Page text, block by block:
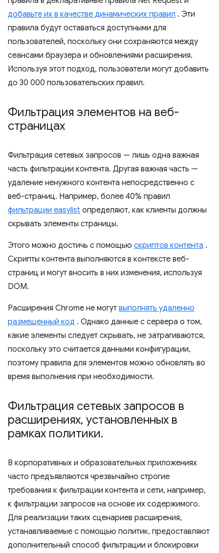
добавьте их в качестве динамических правил . Эти
правила будут оставаться доступными для
пользователей, поскольку они сохраняются между
сеансами браузера и обновлениями расширения.
Используя этот подход, пользователи могут добавить
до 30 000 пользовательских правил.
Фильтрация элементов на веб-
страницах
Фильтрация сетевых запросов — лишь одна важная
часть фильтрации контента. Другая важная часть —
удаление ненужного контента непосредственно с
веб-страниц. Например, более 40% правил
фильтрации easylist определяют, как клиенты должны
скрывать элементы страницы.
Этого можно достичь с помощью скриптов контента .
Скрипты контента выполняются в контексте веб-
страниц и могут вносить в них изменения, используя
DOM.
Расширения Chrome не могут выполнять удаленно
размещенный код . Однако данные с сервера о том,
какие элементы следует скрывать, не затрагиваются,
поскольку это считается данными конфигурации,
поэтому правила для элементов можно обновлять во
время выполнения при необходимости.
Фильтрация сетевых запросов в
расширениях, установленных в
рамках политики.
В корпоративных и образовательных приложениях
часто предъявляются чрезвычайно строгие
требования к фильтрации контента и сети, например,
к фильтрации запросов на основе их содержимого.
Для реализации таких сценариев расширения,
устанавливаемые с помощью политик, предоставляют
дополнительный способ фильтрации и блокировки